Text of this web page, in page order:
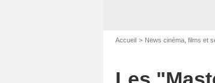
Accueil News cinéma, films et